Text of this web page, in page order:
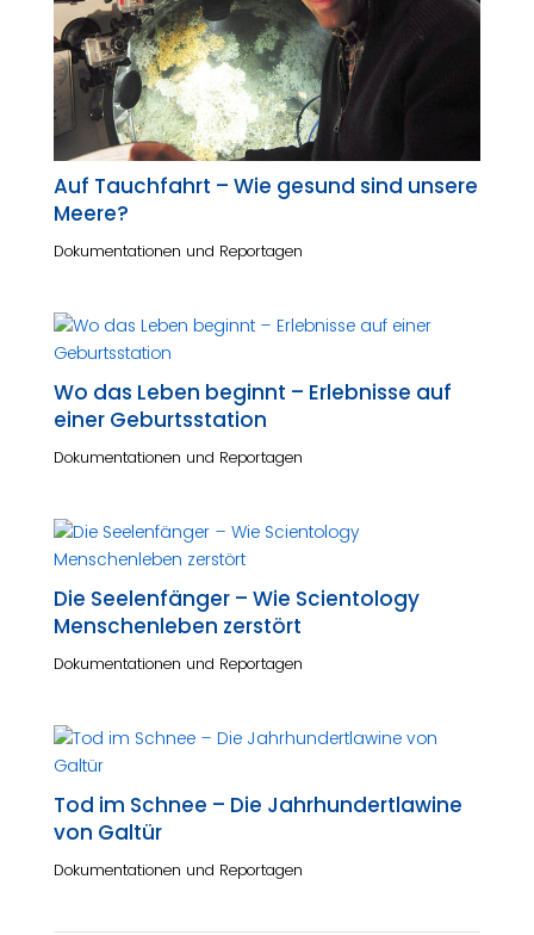
Auf Tauchfahrt – Wie gesund sind unsere
Meere?
Dokumentationen und Reportagen
Wo das Leben beginnt – Erlebnisse auf
einer Geburtsstation
Dokumentationen und Reportagen
Die Seelenfänger – Wie Scientology
Menschenleben zerstört
Dokumentationen und Reportagen
Tod im Schnee – Die Jahrhundertlawine
von Galtür
Dokumentationen und Reportagen